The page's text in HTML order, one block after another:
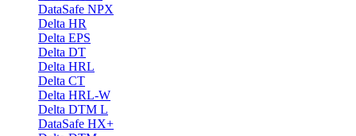
DataSafe NPX
Delta HR
Delta EPS
Delta DT
Delta HRL
Delta CT
Delta HRL-W
Delta DTM L
DataSafe HX+